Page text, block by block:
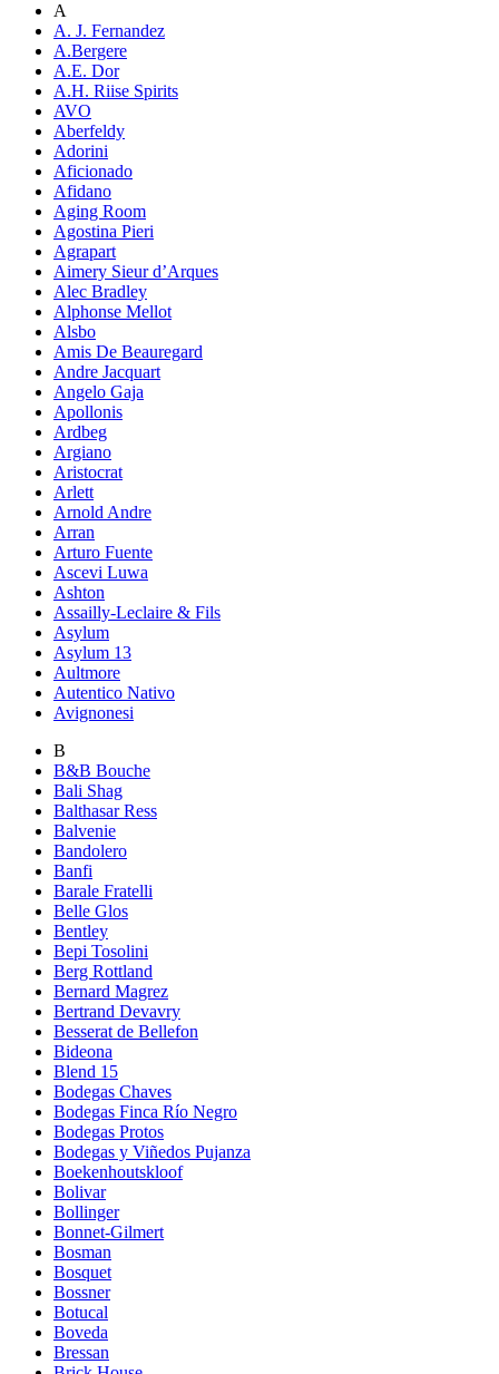
A
A. J. Fernandez
A.Bergere
A.E. Dor
A.H. Riise Spirits
AVO
Aberfeldy
Adorini
Aficionado
Afidano
Aging Room
Agostina Pieri
Agrapart
Aimery Sieur d’Arques
Alec Bradley
Alphonse Mellot
Alsbo
Amis De Beauregard
Andre Jacquart
Angelo Gaja
Apollonis
Ardbeg
Argiano
Aristocrat
Arlett
Arnold Andre
Arran
Arturo Fuente
Ascevi Luwa
Ashton
Assailly-Leclaire & Fils
Asylum
Asylum 13
Aultmore
Autentico Nativo
Avignonesi
B
B&B Bouche
Bali Shag
Balthasar Ress
Balvenie
Bandolero
Banfi
Barale Fratelli
Belle Glos
Bentley
Bepi Tosolini
Berg Rottland
Bernard Magrez
Bertrand Devavry
Besserat de Bellefon
Bideona
Blend 15
Bodegas Chaves
Bodegas Finca Río Negro
Bodegas Protos
Bodegas y Viñedos Pujanza
Boekenhoutskloof
Bolivar
Bollinger
Bonnet-Gilmert
Bosman
Bosquet
Bossner
Botucal
Boveda
Bressan